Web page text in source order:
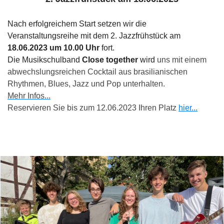
Nach erfolgreichem Start setzen wir die
Veranstaltungsreihe mit dem 2. Jazzfrühstück am
18.06.2023 um 10.00 Uhr fort.
Die Musikschulband Close together wird uns mit einem
abwechslungsreichen Cocktail aus brasilianischen
Rhythmen, Blues, Jazz und Pop unterhalten.
Mehr Infos...
Reservieren Sie bis zum 12.06.2023 Ihren Platz hier...